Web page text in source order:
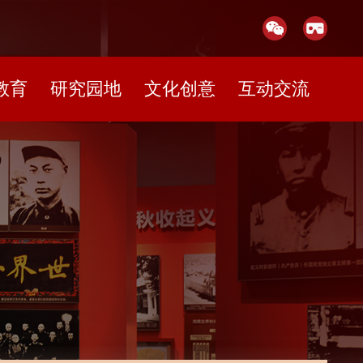
育 研究园地 文化创意 互动交流